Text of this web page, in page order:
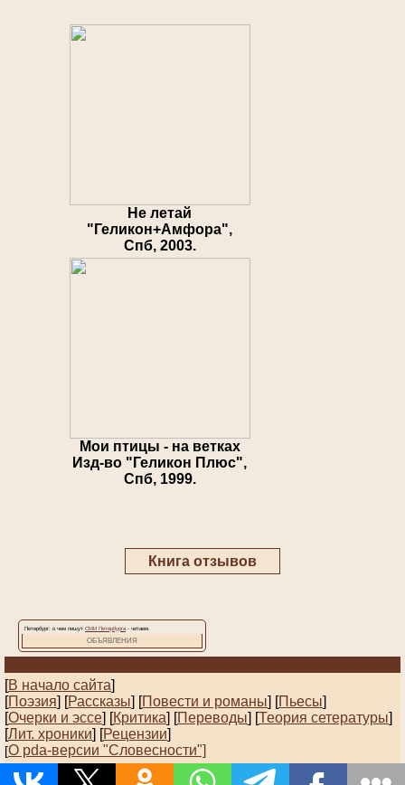
Не летай
"Геликон+Амфора",
Спб, 2003.
Мои птицы - на ветках
Изд-во "Геликон Плюс",
Спб, 1999.
Книга отзывов
Петербург: о чем пишут СМИ Петербурга - читаем.
ОБЪЯВЛЕНИЯ
[В начало сайта]
[Поэзия] [Рассказы] [Повести и романы] [Пьесы]
[Очерки и эссе] [Критика] [Переводы] [Теория сетературы]
[Лит. хроники] [Рецензии]
[О pda-версии "Словесности"]